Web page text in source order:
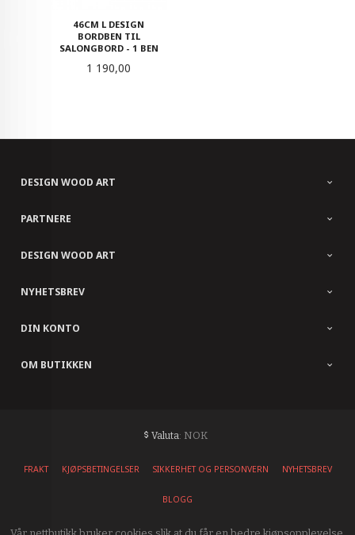
46CM L DESIGN
BORDBEN TIL
SALONGBORD - 1 BEN
Pris
1 190,00
DESIGN WOOD ART
PARTNERE
DESIGN WOOD ART
NYHETSBREV
DIN KONTO
OM BUTIKKEN
Valuta: NOK
FRAKT KJØPSBETINGELSER SIKKERHET OG PERSONVERN NYHETSBREV
BLOGG